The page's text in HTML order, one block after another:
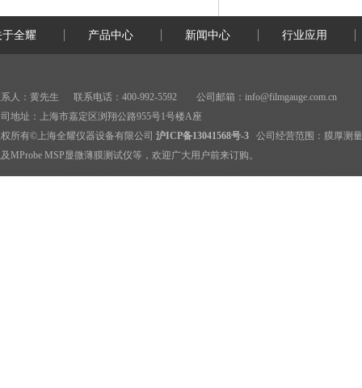
于全耀 产品中心 新闻中心 行业应用
人：黄先生 联系电话：400-992-5592 公司邮箱： info@filmgauge.com.cn
地址：上海市嘉定区浏翔公路955号1号楼A座
所有©上海全耀仪器设备有限公司 沪ICP备13041568号-3 公司经营范围： 膜厚测
MProbe MSP显微薄膜测试仪等，欢迎广大用户前来订购。